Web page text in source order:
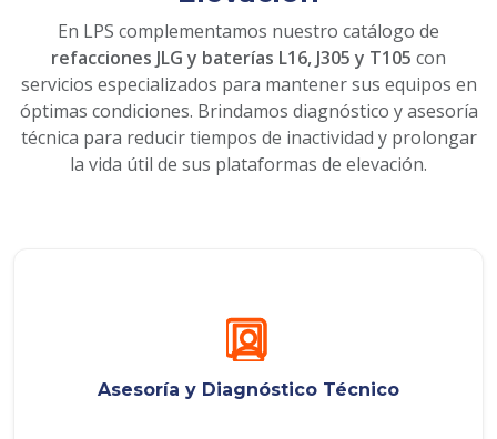
En LPS complementamos nuestro catálogo de
refacciones JLG y baterías L16, J305 y T105 con
servicios especializados para mantener sus equipos en
óptimas condiciones. Brindamos diagnóstico y asesoría
técnica para reducir tiempos de inactividad y prolongar
la vida útil de sus plataformas de elevación.
Asesoría y Diagnóstico Técnico